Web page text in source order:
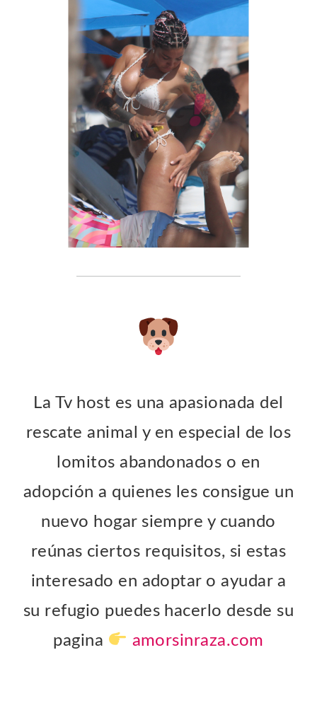
La Tv host es una apasionada del
rescate animal y en especial de los
lomitos abandonados o en
adopción a quienes les consigue un
nuevo hogar siempre y cuando
reúnas ciertos requisitos, si estas
interesado en adoptar o ayudar a
su refugio puedes hacerlo desde su
pagina
amorsinraza.com